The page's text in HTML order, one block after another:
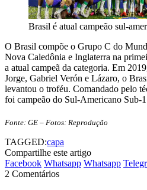
Brasil é atual campeão sul-
O Brasil compõe o Grupo C do
Nova Caledônia e Inglaterra na
a atual campeã da categoria. Em
Jorge, Gabriel Verón e Lázaro, o
levantou o troféu. Comandado pelo
foi campeão do Sul-Americano Sub-
Fonte: GE – Fotos: Reprodução
TAGGED:capa
Compartilhe este artigo
Facebook Whatsapp Whatsapp
2 Comentários